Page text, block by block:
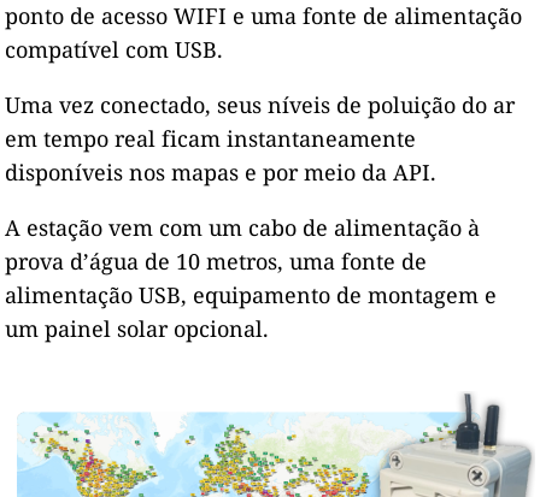
ponto de acesso WIFI e uma fonte de alimentação
compatível com USB.
Uma vez conectado, seus níveis de poluição do ar
em tempo real ficam instantaneamente
disponíveis nos mapas e por meio da API.
A estação vem com um cabo de alimentação à
prova d’água de 10 metros, uma fonte de
alimentação USB, equipamento de montagem e
um painel solar opcional.